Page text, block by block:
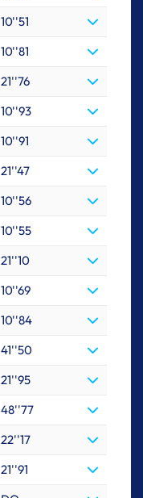
10''51
10''81
21''76
10''93
10''91
21''47
10''56
10''55
21''10
10''69
10''84
41''50
21''95
48''77
22''17
21''91